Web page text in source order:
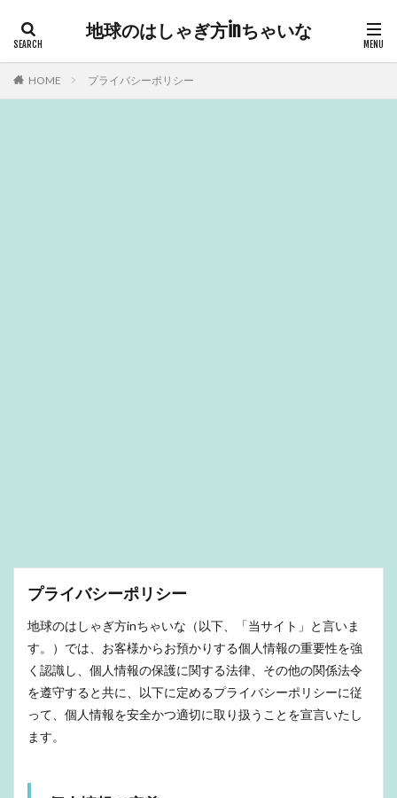
地球のはしゃぎ方inちゃいな
HOME プライバシーポリシー
プライバシーポリシー
地球のはしゃぎ方inちゃいな（以下、「当サイト」と言いま
す。）では、お客様からお預かりする個人情報の重要性を強
く認識し、個人情報の保護に関する法律、その他の関係法令
を遵守すると共に、以下に定めるプライバシーポリシーに従
って、個人情報を安全かつ適切に取り扱うことを宣言いたし
ます。